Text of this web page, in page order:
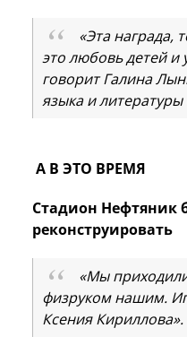
«Эта награда,
это любовь детей и
говорит Галина
языка и
А В ЭТО ВРЕМЯ
Стадион Нефтяник
реконструировать
«Мы
физруком нашим.
Ксения Кириллова».